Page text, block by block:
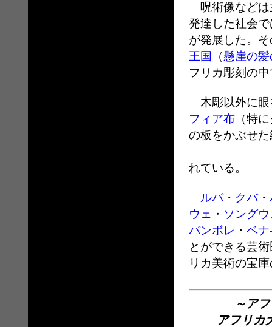
呪術像などは
発達した社会
が発展した。
王国
（懸崖の
フリカ彫刻の
木彫以外に眼
フィア布（特
の板をかぶせ
れている。
ルバ・ クバ・
ウェ ・ ソングウ
バンボレ ・ ベナ
とができる芸
リカ美術の宝
～ア
アフリカ